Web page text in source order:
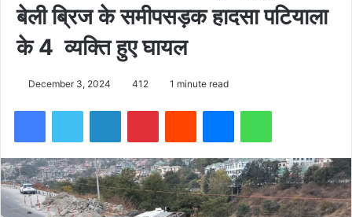
बेली ब्रिज के समीपसड़क हादसा पटियाला
के 4 व्यक्ति हुए घायल
December 3, 2024 412 1 minute read